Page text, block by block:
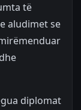
të
aludimet se
diplomat